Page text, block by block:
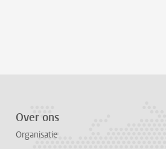
Over ons
Organisatie